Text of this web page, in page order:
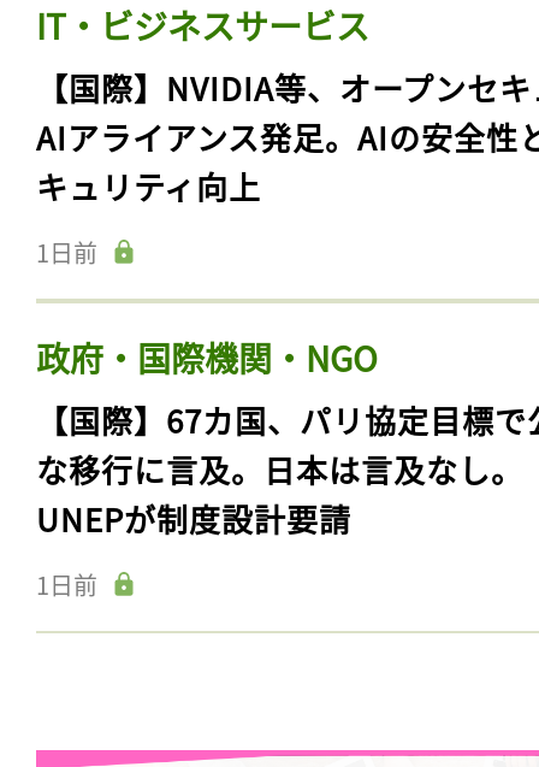
IT・ビジネスサービス
【国際】NVIDIA等、オープンセ
AIアライアンス発足。AIの安全性
キュリティ向上
1日前
政府・国際機関・NGO
【国際】67カ国、パリ協定目標で
な移行に言及。日本は言及なし。
UNEPが制度設計要請
1日前